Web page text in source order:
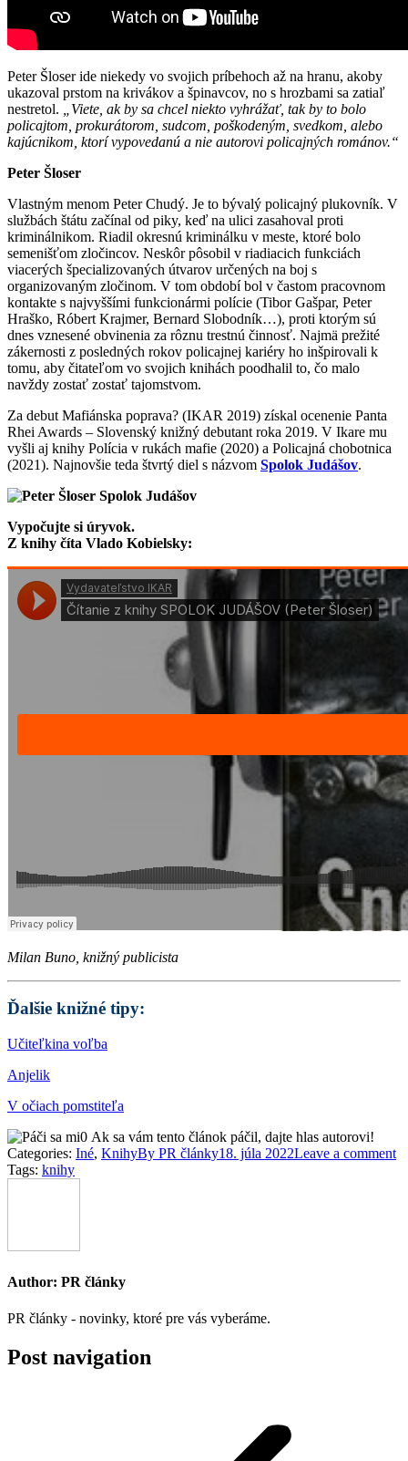
Peter Šloser ide niekedy vo svojich príbehoch až na hranu, akoby
ukazoval prstom na krivákov a špinavcov, no s hrozbami sa zatiaľ
nestretol.
„Viete, ak by sa chcel niekto vyhrážať, tak by to bolo
policajtom, prokurátorom, sudcom, poškodeným, svedkom, alebo
kajúcnikom, ktorí vypovedanú a nie autorovi policajných románov.“
Peter Šloser
Vlastným menom Peter Chudý. Je to bývalý policajný plukovník. V
službách štátu začínal od piky, keď na ulici zasahoval proti
kriminálnikom. Riadil okresnú kriminálku v meste, ktoré bolo
semenišťom zločincov. Neskôr pôsobil v riadiacich funkciách
viacerých špecializovaných útvarov určených na boj s
organizovaným zločinom. V tom období bol v častom pracovnom
kontakte s najvyššími funkcionármi polície (Tibor Gašpar, Peter
Hraško, Róbert Krajmer, Bernard Slobodník…), proti ktorým sú
dnes vznesené obvinenia za rôznu trestnú činnosť. Najmä prežité
zákernosti z posledných rokov policajnej kariéry ho inšpirovali k
tomu, aby čitateľom vo svojich knihách poodhalil to, čo malo
navždy zostať zostať tajomstvom.
Za debut Mafiánska poprava? (IKAR 2019) získal ocenenie Panta
Rhei Awards – Slovenský knižný debutant roka 2019. V Ikare mu
vyšli aj knihy Polícia v rukách mafie (2020) a Policajná chobotnica
(2021). Najnovšie teda štvrtý diel s názvom Spolok Judášov.
Vypočujte si úryvok.
Z knihy číta Vlado Kobielsky:
Milan Buno, knižný publicista
Ďalšie knižné tipy:
Učiteľkina voľba
Anjelik
V očiach pomstiteľa
0 Ak sa vám tento článok páčil, dajte hlas autorovi!
Categories: Iné, KnihyBy PR články18. júla 2022Leave a comment
Tags: knihy
Author: PR články
PR články - novinky, ktoré pre vás vyberáme.
Post navigation